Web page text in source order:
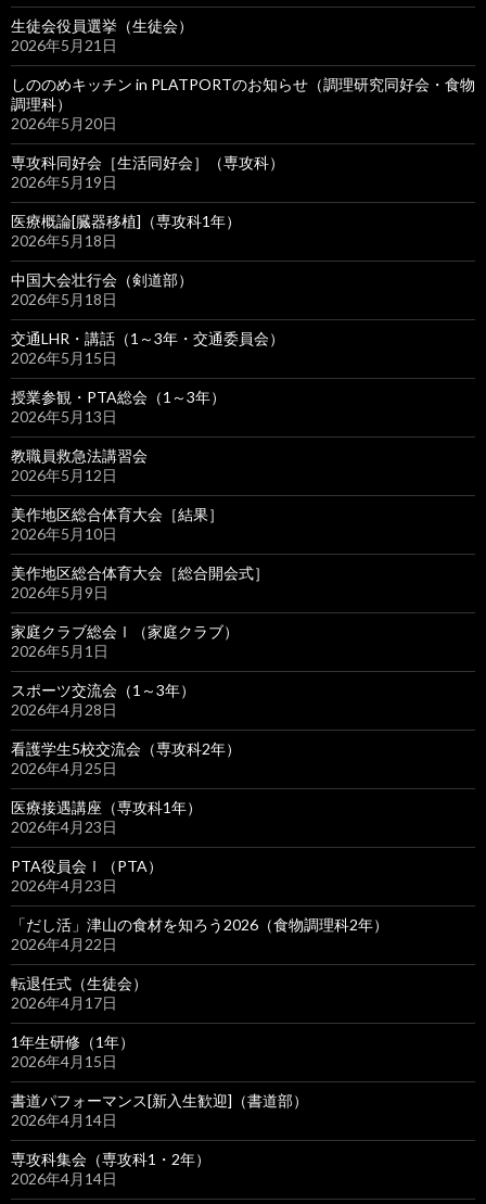
生徒会役員選挙（生徒会）
2026年5月21日
しののめキッチン in PLATPORTのお知らせ（調理研究同好会・食物
調理科）
2026年5月20日
専攻科同好会［生活同好会］（専攻科）
2026年5月19日
医療概論[臓器移植]（専攻科1年）
2026年5月18日
中国大会壮行会（剣道部）
2026年5月18日
交通LHR・講話（1～3年・交通委員会）
2026年5月15日
授業参観・PTA総会（1～3年）
2026年5月13日
教職員救急法講習会
2026年5月12日
美作地区総合体育大会［結果］
2026年5月10日
美作地区総合体育大会［総合開会式］
2026年5月9日
家庭クラブ総会Ⅰ（家庭クラブ）
2026年5月1日
スポーツ交流会（1～3年）
2026年4月28日
看護学生5校交流会（専攻科2年）
2026年4月25日
医療接遇講座（専攻科1年）
2026年4月23日
PTA役員会Ⅰ（PTA）
2026年4月23日
「だし活」津山の食材を知ろう2026（食物調理科2年）
2026年4月22日
転退任式（生徒会）
2026年4月17日
1年生研修（1年）
2026年4月15日
書道パフォーマンス[新入生歓迎]（書道部）
2026年4月14日
専攻科集会（専攻科1・2年）
2026年4月14日